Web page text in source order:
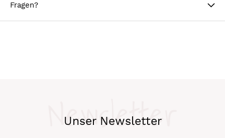
Fragen?
Unser Newsletter
Newsletter